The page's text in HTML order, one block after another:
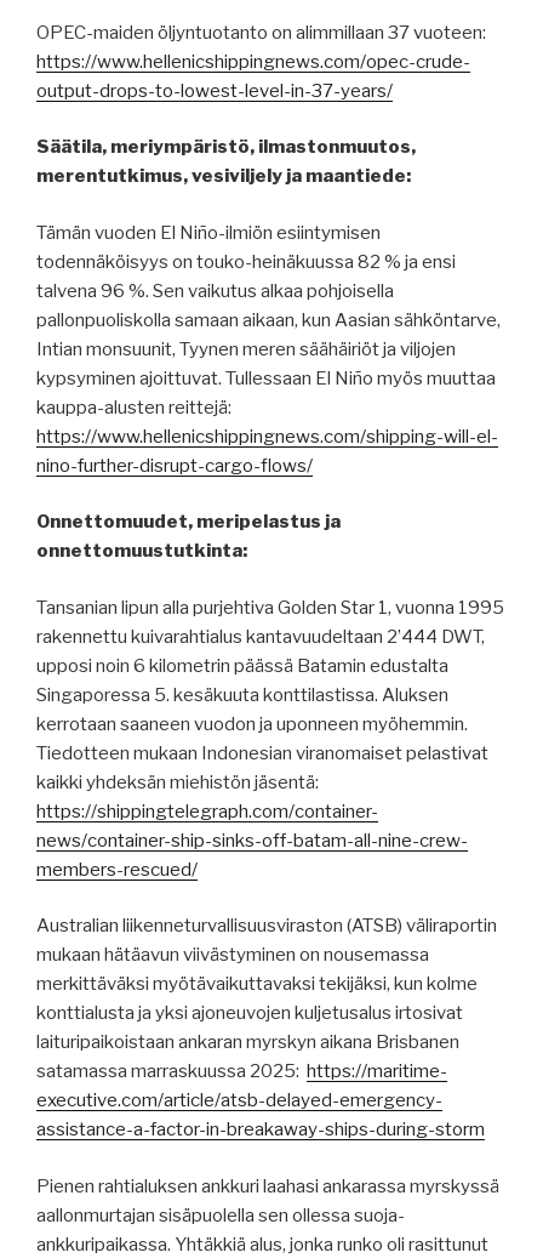
OPEC-maiden öljyntuotanto on alimmillaan 37 vuoteen:
https://www.hellenicshippingnews.com/opec-crude-
output-drops-to-lowest-level-in-37-years/
Säätila, meriympäristö, ilmastonmuutos,
merentutkimus, vesiviljely ja maantiede:
Tämän vuoden El Niño-ilmiön esiintymisen
todennäköisyys on touko-heinäkuussa 82 % ja ensi
talvena 96 %. Sen vaikutus alkaa pohjoisella
pallonpuoliskolla samaan aikaan, kun Aasian sähköntarve,
Intian monsuunit, Tyynen meren säähäiriöt ja viljojen
kypsyminen ajoittuvat. Tullessaan El Niño myös muuttaa
kauppa-alusten reittejä:
https://www.hellenicshippingnews.com/shipping-will-el-
nino-further-disrupt-cargo-flows/
Onnettomuudet, meripelastus ja
onnettomuustutkinta:
Tansanian lipun alla purjehtiva Golden Star 1, vuonna 1995
rakennettu kuivarahtialus kantavuudeltaan 2’444 DWT,
upposi noin 6 kilometrin päässä Batamin edustalta
Singaporessa 5. kesäkuuta konttilastissa. Aluksen
kerrotaan saaneen vuodon ja uponneen myöhemmin.
Tiedotteen mukaan Indonesian viranomaiset pelastivat
kaikki yhdeksän miehistön jäsentä:
https://shippingtelegraph.com/container-
news/container-ship-sinks-off-batam-all-nine-crew-
members-rescued/
Australian liikenneturvallisuusviraston (ATSB) väliraportin
mukaan hätäavun viivästyminen on nousemassa
merkittäväksi myötävaikuttavaksi tekijäksi, kun kolme
konttialusta ja yksi ajoneuvojen kuljetusalus irtosivat
laituripaikoistaan ​​ankaran myrskyn aikana Brisbanen
satamassa marraskuussa 2025: https://maritime-
executive.com/article/atsb-delayed-emergency-
assistance-a-factor-in-breakaway-ships-during-storm
Pienen rahtialuksen ankkuri laahasi ankarassa myrskyssä
aallonmurtajan sisäpuolella sen ollessa suoja-
ankkuripaikassa. Yhtäkkiä alus, jonka runko oli rasittunut